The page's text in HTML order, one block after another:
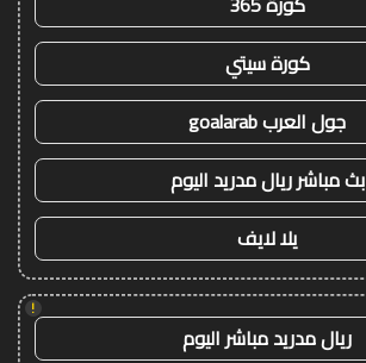
كورة سيتي
جول العرب goalarab
بث مباشر ريال مدريد اليوم
يلا لايف
!
ريال مدريد مباشر اليوم